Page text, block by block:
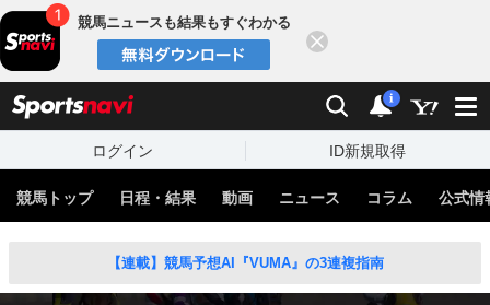
競馬ニュースも結果もすぐわかる
検索 通知
i
ログイン ID新規取得
競馬トップ 日程・結果 動画 ニュース コラム 公式情
【連載】競馬予想AI『VUMA』の3連複指南